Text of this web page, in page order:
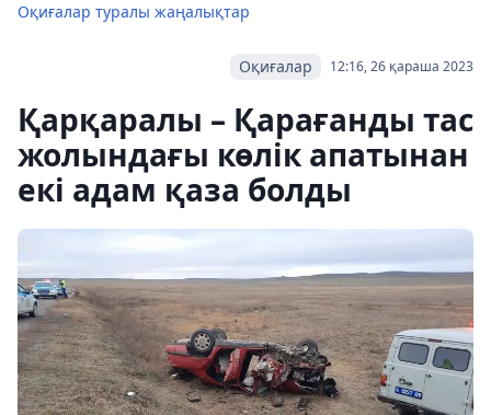
Оқиғалар туралы жаңалықтар
12:16, 26 қараша 2023
Оқиғалар
Қарқаралы – Қарағанды тас
жолындағы көлік апатынан
екі адам қаза болды